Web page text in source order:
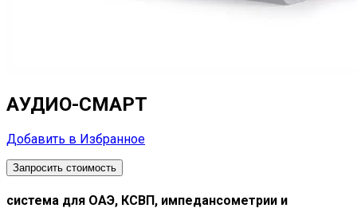
АУДИО-СМАРТ
Добавить в Избранное
Запросить стоимость
cистема для ОАЭ, КСВП, импедансометрии и